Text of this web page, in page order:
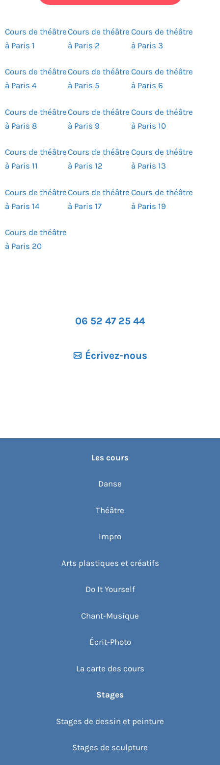
Cours de théâtre
à Paris 1
Cours de théâtre
à Paris 2
Cours de théâtre
à Paris 3
Cours de théâtre
à Paris 4
Cours de théâtre
à Paris 5
Cours de théâtre
à Paris 6
Cours de théâtre
à Paris 8
Cours de théâtre
à Paris 9
Cours de théâtre
à Paris 10
Cours de théâtre
à Paris 11
Cours de théâtre
à Paris 12
Cours de théâtre
à Paris 13
Cours de théâtre
à Paris 14
Cours de théâtre
à Paris 17
Cours de théâtre
à Paris 19
Cours de théâtre
à Paris 20
06 52 47 25 44
Écrivez-nous
Les cours
Danse
Théâtre
Impro
Arts plastiques et créatifs
Do It Yourself
Chant-Musique
Écrit-Photo
La carte des cours
Stages
Stages de dessin et peinture
Stages de sculpture